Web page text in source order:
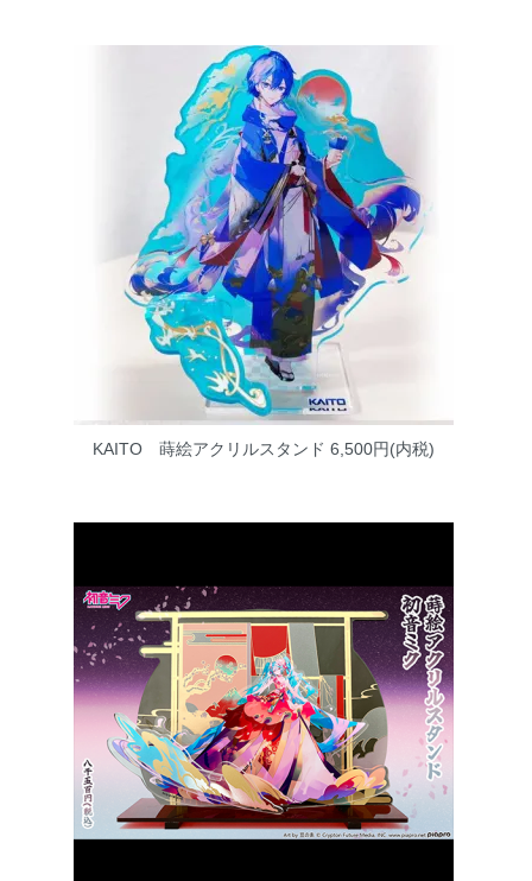
KAITO 蒔絵アクリルスタンド 6,500円(内税)